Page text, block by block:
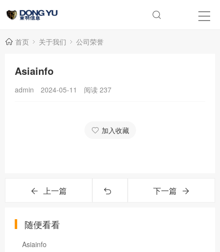
首页 关于我们 公司荣誉
Asiainfo
admin 2024-05-11 阅读 237
加入收藏
上一篇 下一篇
随便看看
Asiainfo